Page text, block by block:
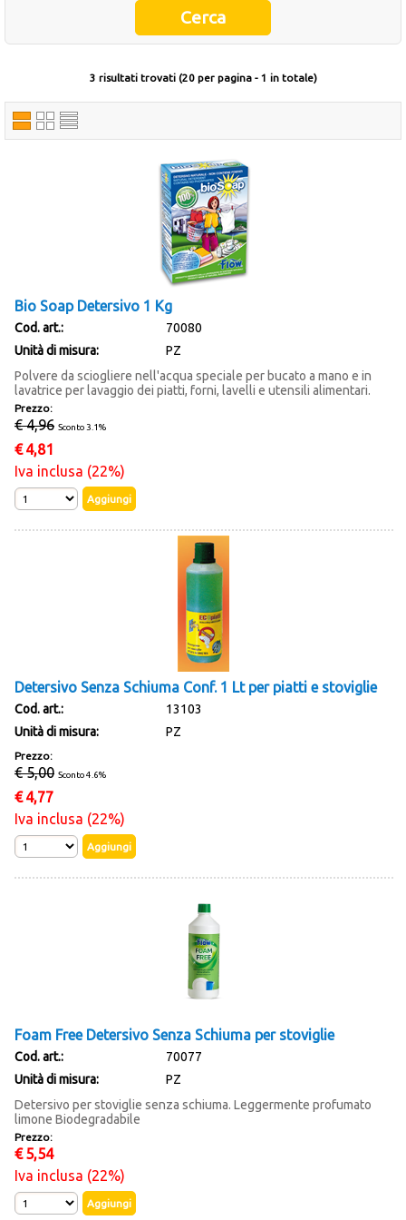
Ultimi inserimenti
Offerte del mese
3 risultati trovati (20 per pagina - 1 in totale)
Bio Soap Detersivo 1 Kg
Cod. art.:
70080
Unità di misura:
PZ
Polvere da sciogliere nell'acqua speciale per bucato a mano e in
lavatrice per lavaggio dei piatti, forni, lavelli e utensili alimentari.
Prezzo:
€ 4,96 Sconto 3.1%
€ 4,81
Iva inclusa (22%)
Detersivo Senza Schiuma Conf. 1 Lt per piatti e stoviglie
Cod. art.:
13103
Unità di misura:
PZ
Prezzo:
€ 5,00 Sconto 4.6%
€ 4,77
Iva inclusa (22%)
Foam Free Detersivo Senza Schiuma per stoviglie
Cod. art.:
70077
Unità di misura:
PZ
Detersivo per stoviglie senza schiuma. Leggermente profumato
limone Biodegradabile
Prezzo:
€ 5,54
Iva inclusa (22%)